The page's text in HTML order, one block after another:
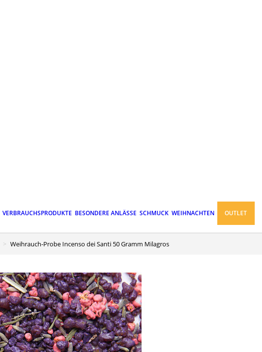
VERBRAUCHSPRODUKTE BESONDERE ANLÄSSE SCHMUCK WEIHNACHTEN OUTLET
Weihrauch-Probe Incenso dei Santi 50 Gramm Milagros